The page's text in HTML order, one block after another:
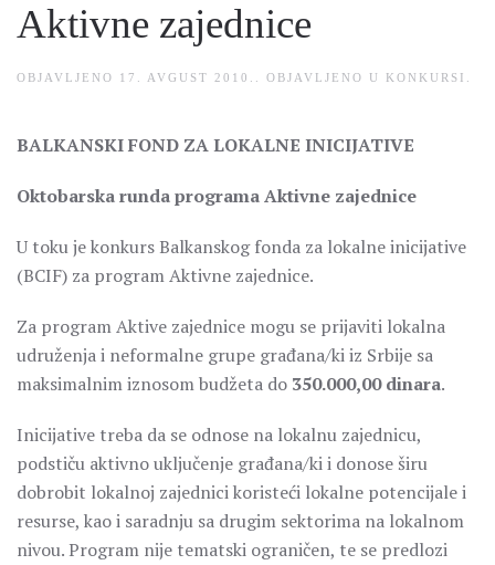
Aktivne zajednice
OBJAVLJENO 17. AVGUST 2010. . OBJAVLJENO U KONKURSI
BALKANSKI FOND ZA LOKALNE INICIJATIVE
Oktobarska runda programa Aktivne zajednice
U toku je konkurs Balkanskog fonda za lokalne inicijative
(BCIF) za program Aktivne zajednice.
Za program Aktive zajednice mogu se prijaviti lokalna
udruženja i neformalne grupe građana/ki iz Srbije sa
maksimalnim iznosom budžeta do 350.000,00 dinara.
Inicijative treba da se odnose na lokalnu zajednicu,
podstiču aktivno uključenje građana/ki i donose širu
dobrobit lokalnoj zajednici koristeći lokalne potencijale i
resurse, kao i saradnju sa drugim sektorima na lokalnom
nivou. Program nije tematski ograničen, te se predlozi